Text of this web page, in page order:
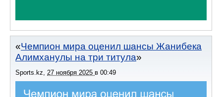
Чемпион мира оценил шансы Жанибека
Алимханулы на три титула
Sports.kz 27 ноября 2025 в 00:49